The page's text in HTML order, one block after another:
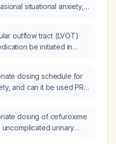
situational anxiety,
outflow tract (LVOT)
be initiated in
dosing schedule for
and can it be used PRN
dosing of cefuroxime
urinary